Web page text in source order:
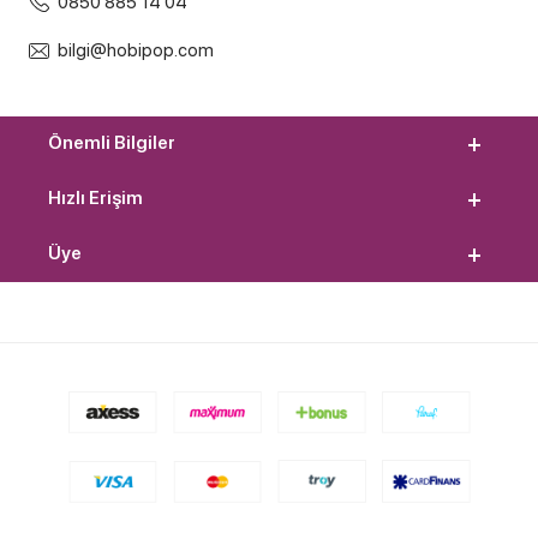
bilgi@hobipop.com
Önemli Bilgiler
Hızlı Erişim
Üye